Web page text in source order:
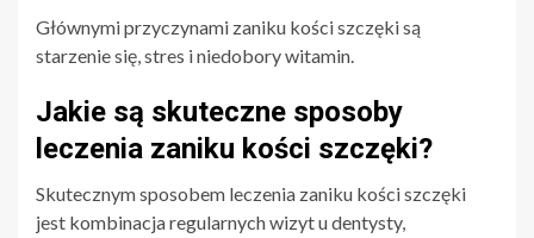
Głównymi przyczynami zaniku kości szczęki są
starzenie się, stres i niedobory witamin.
Jakie są skuteczne sposoby
leczenia zaniku kości szczęki?
Skutecznym sposobem leczenia zaniku kości szczęki
jest kombinacja regularnych wizyt u dentysty,